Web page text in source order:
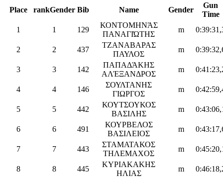
Place rankGender Bib Name Gender
Gun
Time
1
1 129
ΚΟΝΤΟΜΗΝΆΣ
ΠΑΝΑΓΙΏΤΗΣ
m
2 2 437
ΤΖΑΝΑΒΑΡΑΣ
ΠΑΥΛΟΣ
m
3 3 142
ΠΑΠΑΔΆΚΗΣ
ΑΛΈΞΑΝΔΡΟΣ
m
4 4 146
ΣΟΥΛΤΑΝΗΣ
ΓΙΩΡΓΟΣ
m
5 5 442
ΚΟΥΤΣΟΥΚΟΣ
ΒΑΣΙΛΗΣ
m
6 6 491
ΚΟΥΡΒΕΛΟΣ
ΒΑΣΙΛΕΙΟΣ
m
7 7 443
ΣΤΑΜΑΤΑΚΟΣ
ΤΗΛΕΜΑΧΟΣ
m
8 8 445
ΚΥΡΙΑΚΑΚΗΣ
ΗΛΙΑΣ
m